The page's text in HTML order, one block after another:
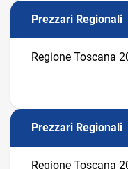
Prezzari Regionali
Regione Toscana
Prezzari Regionali
Regione Toscana